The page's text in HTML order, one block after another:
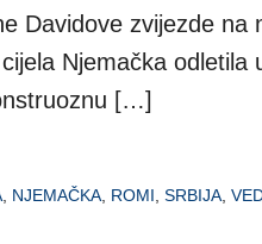
Davidove zvijezde na
Njemačka odletila
[…]
NJEMAČKA ROMI SRBIJA